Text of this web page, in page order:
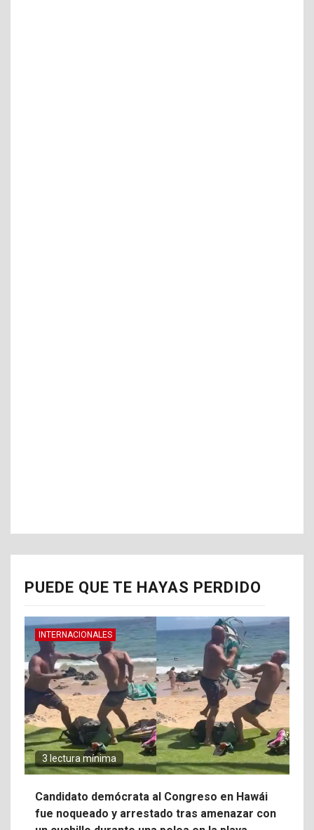
PUEDE QUE TE HAYAS PERDIDO
INTERNACIONALES
3 lectura mínima
Candidato demócrata al Congreso en Hawái
fue noqueado y arrestado tras amenazar con